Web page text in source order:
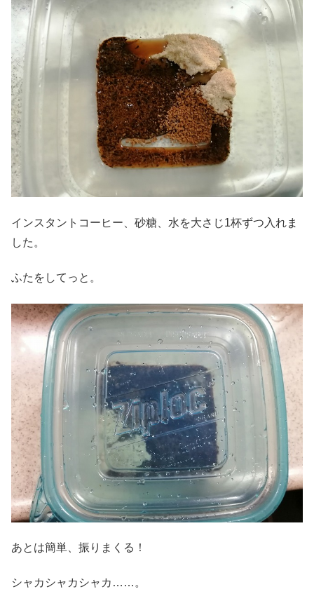
インスタントコーヒー、砂糖、水を大さじ1杯ずつ入れま
した。
ふたをしてっと。
あとは簡単、振りまくる！
シャカシャカシャカ……。